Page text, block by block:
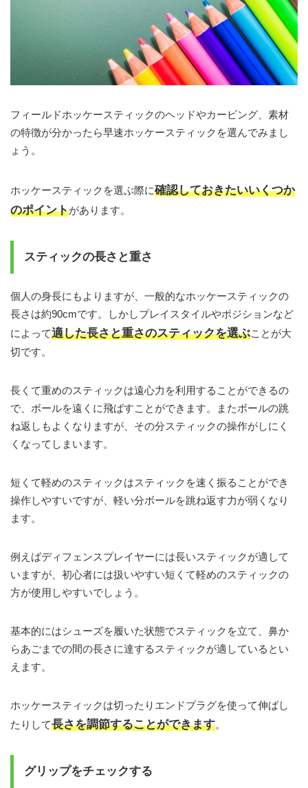
フィールドホッケースティックのヘッドやカービング、素材
の特徴が分かったら早速ホッケースティックを選んでみまし
ょう。
ホッケースティックを選ぶ際に確認しておきたいいくつか
のポイントがあります。
スティックの長さと重さ
個人の身長にもよりますが、一般的なホッケースティックの
長さは約90cmです。しかしプレイスタイルやポジションなど
によって適した長さと重さのスティックを選ぶことが大
切です。
長くて重めのスティックは遠心力を利用することができるの
で、ボールを遠くに飛ばすことができます。またボールの跳
ね返しもよくなりますが、その分スティックの操作がしにく
くなってしまいます。
短くて軽めのスティックはスティックを速く振ることができ
操作しやすいですが、軽い分ボールを跳ね返す力が弱くなり
ます。
例えばディフェンスプレイヤーには長いスティックが適して
いますが、初心者には扱いやすい短くて軽めのスティックの
方が使用しやすいでしょう。
基本的にはシューズを履いた状態でスティックを立て、鼻か
らあごまでの間の長さに達するスティックが適しているとい
えます。
ホッケースティックは切ったりエンドプラグを使って伸ばし
たりして長さを調節することができます。
グリップをチェックする